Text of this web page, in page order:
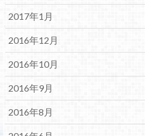
2017年1月
2016年12月
2016年10月
2016年9月
2016年8月